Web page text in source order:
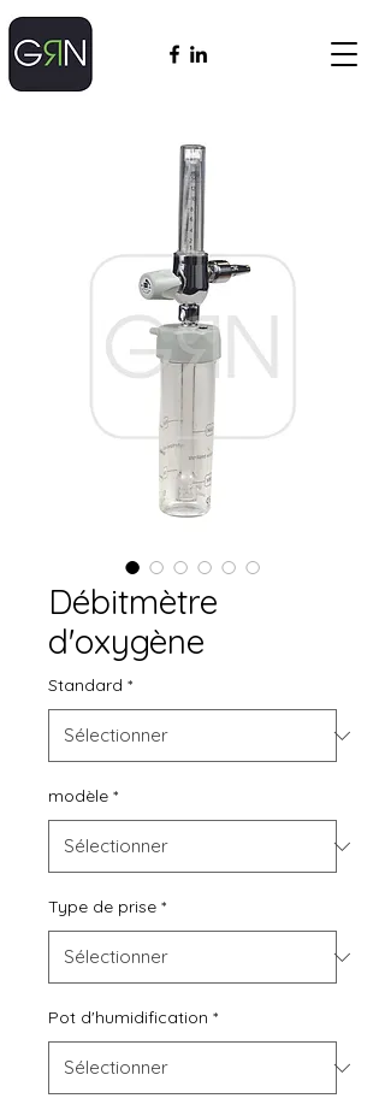
Débitmètre
d'oxygène
Standard *
modèle *
Type de prise *
Pot d'humidification *